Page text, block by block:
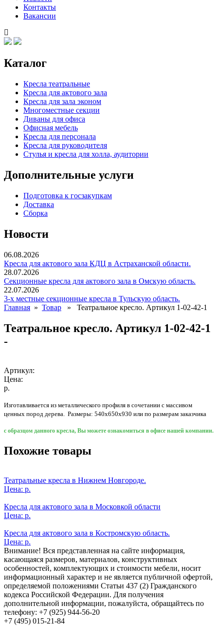
Контакты
Вакансии
Каталог
Кресла театральные
Кресла для актового зала
Кресла для зала эконом
Многоместные секции
Диваны для офиса
Офисная мебель
Кресла для персонала
Кресла для руководителя
Стулья и кресла для холла, аудитории
Дополнительные услуги
Подготовка к госзакупкам
Доставка
Сборка
Новости
06.08.2026
Кресла для актового зала КДЦ в Астраханской области.
28.07.2026
Секционные кресла для актового зала в Омскую область.
22.07.2026
3-х местные секционные кресла в Тульскую область.
Главная » Товар » Театральное кресло. Артикул 1-02-42-1
Театральное кресло. Артикул 1-02-42-1
-
Артикул:
Цена:
р.
Изготавливается из металлического профиля в сочетании с массивом
ценных пород дерева. Размеры: 540х650х930 или по размерам заказчика
с образцом данного кресла, Вы можете ознакомиться в офисе нашей компании.
Похожие товары
Театральные кресла в Нижнем Новгороде.
Цена: р.
Кресла для актового зала в Московкой области
Цена: р.
Кресла для актового зала в Костромскую область.
Цена: р.
Внимание! Вся представленная на сайте информация,
касающаяся размеров, материалов, конструктивных
особенностей, комплектующих и стоимости мебели, носит
информационный характер и не является публичной офертой,
определяемой положениями Статьи 437 (2) Гражданского
кодекса Российской Федерации. Для получения
дополнительной информации, пожалуйста, обращайтесь по
телефону: +7 (925) 944-56-20
+7 (495) 015-21-84